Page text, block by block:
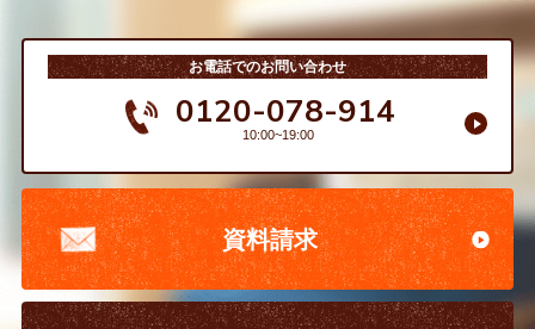
お電話でのお問い合わせ
0120-078-914
10:00~19:00
資料請求